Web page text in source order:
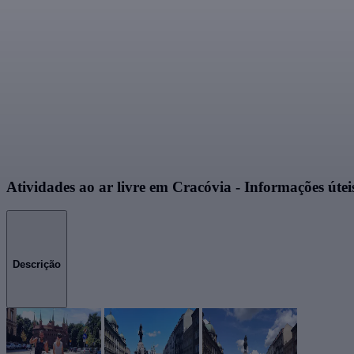
Atividades ao ar livre em Cracóvia - Informações
Descrição